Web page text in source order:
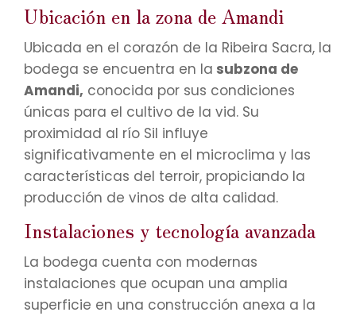
Ubicación en la zona de Amandi
Ubicada en el corazón de la Ribeira Sacra, la
bodega se encuentra en la subzona de
Amandi, conocida por sus condiciones
únicas para el cultivo de la vid. Su
proximidad al río Sil influye
significativamente en el microclima y las
características del terroir, propiciando la
producción de vinos de alta calidad.
Instalaciones y tecnología avanzada
La bodega cuenta con modernas
instalaciones que ocupan una amplia
superficie en una construcción anexa a la